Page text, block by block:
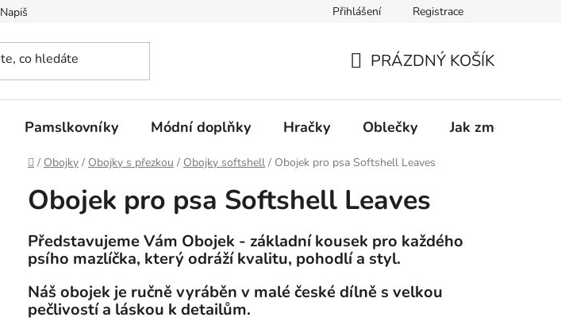
Napište nám Přihlášení Registrace
KOŠÍK
PRÁZDNÝ KOŠÍK
Pamslkovníky Módní doplňky Hračky Oblečky Jak změřit
Domů
/ Obojky / Obojky s přezkou / Obojky softshell / Obojek pro psa Softshell Leaves
Obojek pro psa Softshell Leaves
Představujeme Vám Obojek - základní kousek pro každého
psího mazlíčka, který odráží kvalitu, pohodlí a styl.
Náš obojek je ručně vyráběn v malé české dílně s velkou
pečlivostí a láskou k detailům.